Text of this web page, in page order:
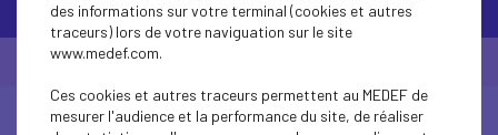
© Medef Côte d'Opale 2026 -
des informations sur votre terminal (cookies et autres
traceurs) lors de votre naviguation sur le site
www.medef.com.
Ces cookies et autres traceurs permettent au MEDEF de
mesurer l'audience et la performance du site, de réaliser